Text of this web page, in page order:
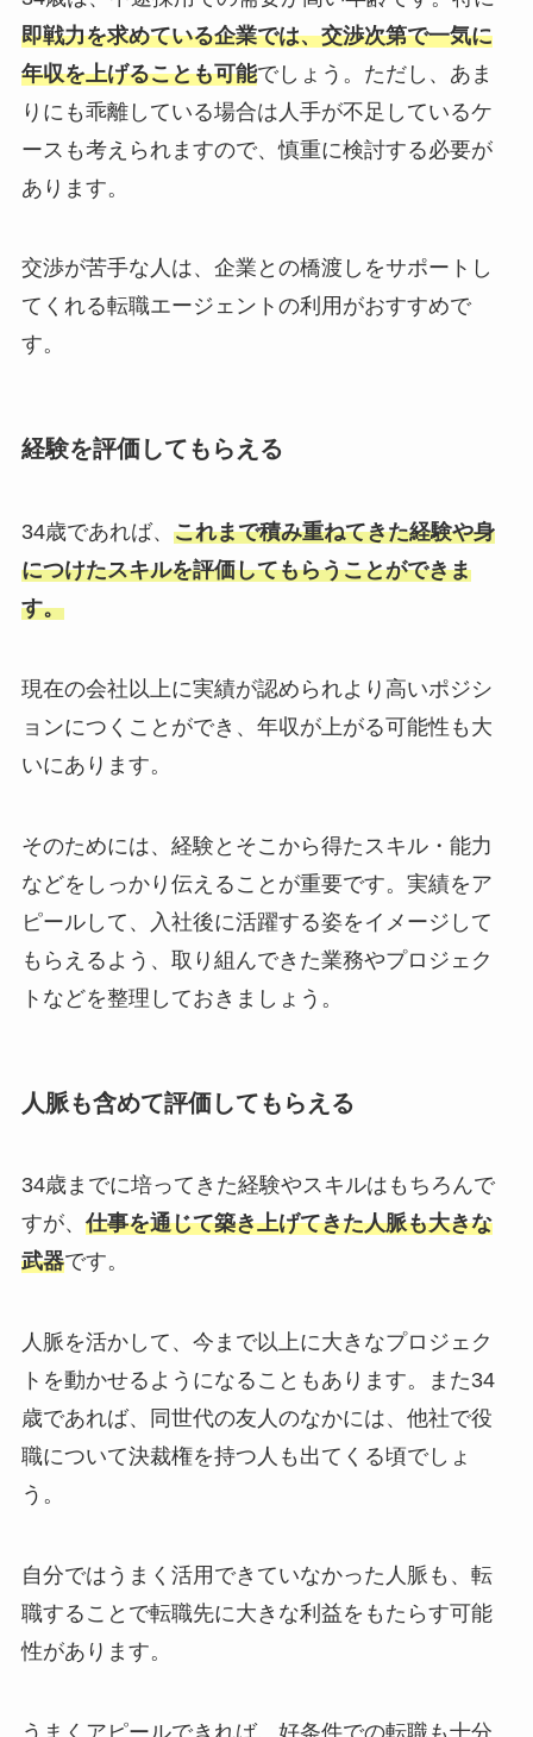
即戦力を求めている企業では、交渉次第で一気に
年収を上げることも可能でしょう。ただし、あま
りにも乖離している場合は人手が不足しているケ
ースも考えられますので、慎重に検討する必要が
あります。
交渉が苦手な人は、企業との橋渡しをサポートし
てくれる転職エージェントの利用がおすすめで
す。
経験を評価してもらえる
34歳であれば、 これまで積み重ねてきた経験や身
につけたスキルを評価してもらうことができま
す。
現在の会社以上に実績が認められより高いポジシ
ョンにつくことができ、年収が上がる可能性も大
いにあります。
そのためには、経験とそこから得たスキル・能力
などをしっかり伝えることが重要です。実績をア
ピールして、入社後に活躍する姿をイメージして
もらえるよう、取り組んできた業務やプロジェク
トなどを整理しておきましょう。
人脈も含めて評価してもらえる
34歳までに培ってきた経験やスキルはもちろんで
すが、 仕事を通じて築き上げてきた人脈も大きな
武器です。
人脈を活かして、今まで以上に大きなプロジェク
トを動かせるようになることもあります。また34
歳であれば、同世代の友人のなかには、他社で役
職について決裁権を持つ人も出てくる頃でしょ
う。
自分ではうまく活用できていなかった人脈も、転
職することで転職先に大きな利益をもたらす可能
性があります。
うまくアピールできれば、好条件での転職も十分